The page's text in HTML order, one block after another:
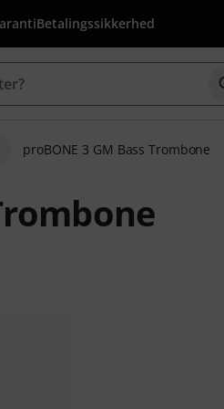
Betalingssikkerhed
proBONE 3 GM Bass Trombone